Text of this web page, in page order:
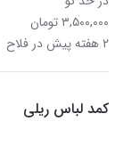
۳,۵۰۰,۰۰۰ تومان
۲ هفته پیش در فلاح
کمد لباس ریلی